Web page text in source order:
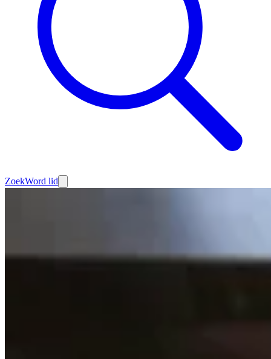
ZoekWord lid